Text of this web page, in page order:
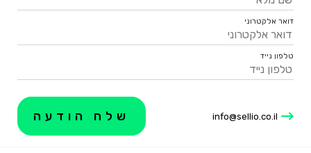
דואר אלקטרוני
טלפון נייד
info@sellio.co.il